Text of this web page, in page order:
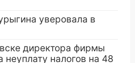
уверовала в
директора фирмы
неуплату налогов на 48